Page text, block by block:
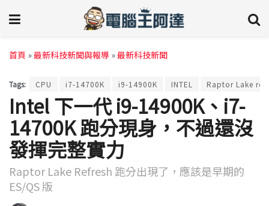
首頁 »最新科技新聞與報導 »最新科技新聞
Tags: CPU i7-14700K i9-14900K INTEL Raptor Lake
Intel 下一代 i9-14900K、i7-
14700K 跑分現身，不過還沒
發揮完整實力
Raptor Lake Refresh 跑分出現了，應該是早期的
ES/QS 版